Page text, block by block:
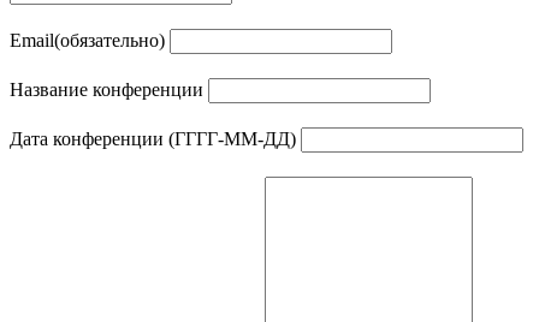
Email(обязательно)
Название конференции
Дата конференции (ГГГГ-ММ-ДД)